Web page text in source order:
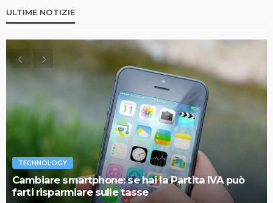
ULTIME NOTIZIE
TECHNOLOGY
Cambiare smartphone: se hai la Partita IVA può
farti risparmiare sulle tasse